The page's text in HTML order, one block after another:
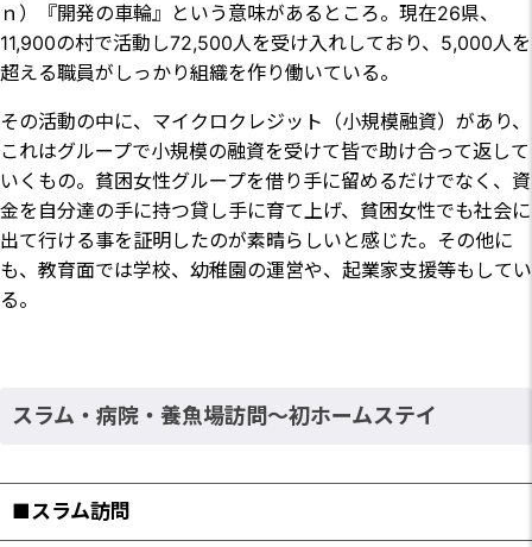
ｎ）『開発の車輪』という意味があるところ。現在26県、
11,900の村で活動し72,500人を受け入れしており、5,000人を
超える職員がしっかり組織を作り働いている。
その活動の中に、マイクロクレジット（小規模融資）があり、
これはグループで小規模の融資を受けて皆で助け合って返して
いくもの。貧困女性グループを借り手に留めるだけでなく、資
金を自分達の手に持つ貸し手に育て上げ、貧困女性でも社会に
出て行ける事を証明したのが素晴らしいと感じた。その他に
も、教育面では学校、幼稚園の運営や、起業家支援等もしてい
る。
スラム・病院・養魚場訪問～初ホームステイ
■スラム訪問